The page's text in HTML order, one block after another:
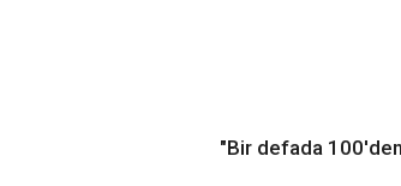
"Bir defada